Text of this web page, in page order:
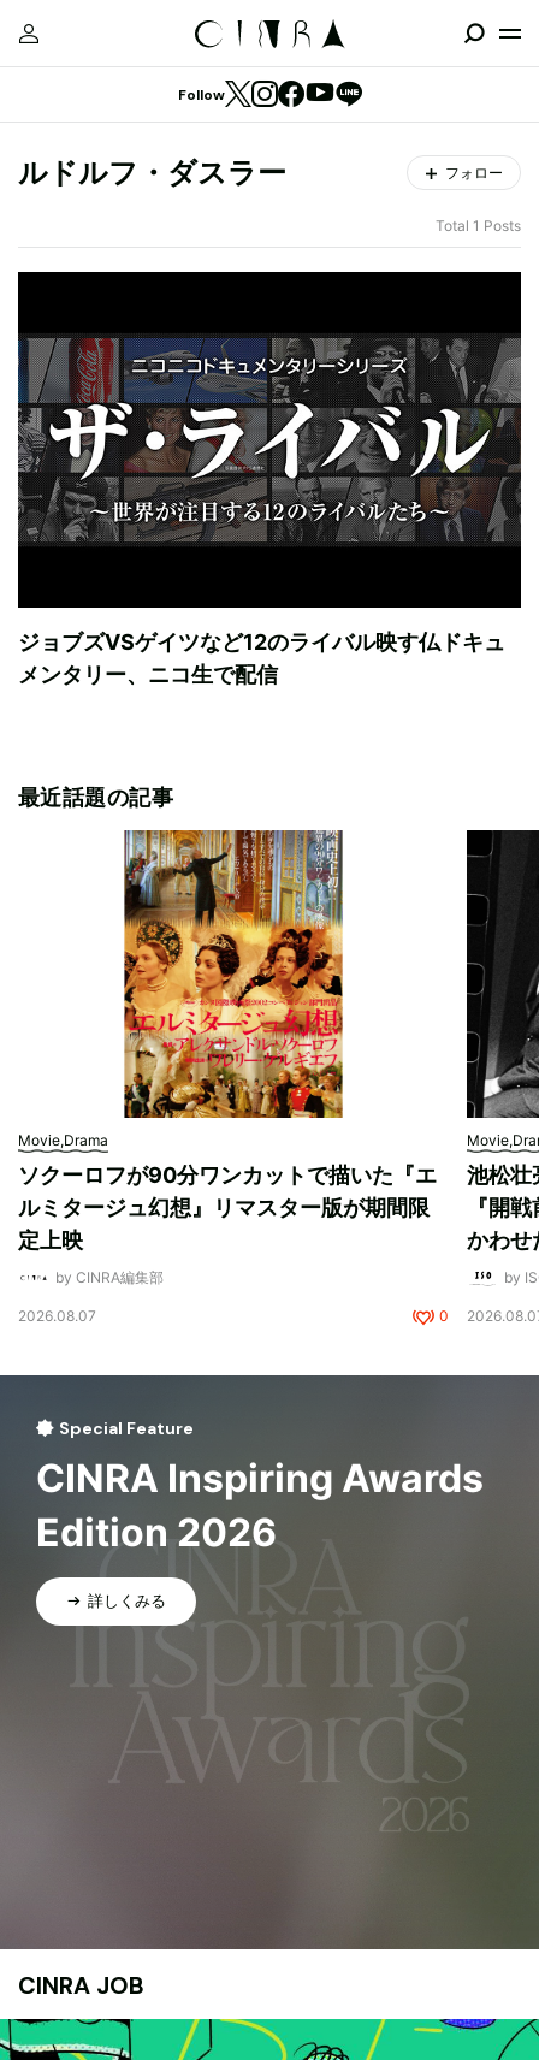
Follow
ルドルフ・ダスラー フォロー
Total 1 Posts
ジョブズVSゲイツなど12のライバル映す仏ドキュ
メンタリー、ニコ生で配信
最近話題の記事
Movie,Drama
ソクーロフが90分ワンカットで描いた『エ
ルミタージュ幻想』リマスター版が期間限
定上映
by CINRA編集部
2026.08.07 0
池松壮
『開
かわせ
by
Special Feature
CINRA Inspiring Awards
Edition 2026
詳しくみる
CINRA JOB